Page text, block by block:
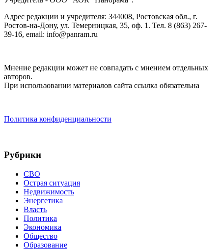
Адрес редакции и учредителя: 344008, Ростовская обл., г.
Ростов-на-Дону, ул. Темерницкая, 35, оф. 1. Тел. 8 (863) 267-
39-16, email: info@panram.ru
Мнение редакции может не совпадать с мнением отдельных
авторов.
При использовании материалов сайта ссылка обязательна
Политика конфиденциальности
Рубрики
СВО
Острая ситуация
Недвижимость
Энергетика
Власть
Политика
Экономика
Общество
Образование